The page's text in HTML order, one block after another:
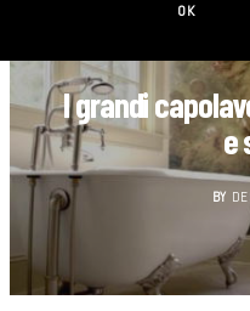
I grandi
e
BY
OK